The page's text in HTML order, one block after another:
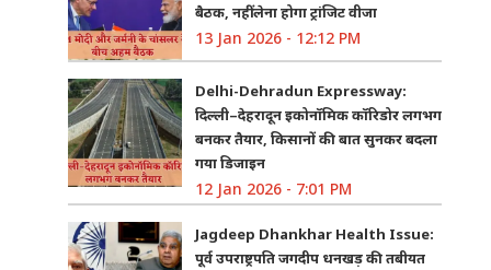
बैठक, नहीं लेना होगा ट्रांजिट वीजा
13 Jan 2026 - 12:12 PM
Delhi-Dehradun Expressway:
दिल्ली–देहरादून इकोनॉमिक कॉरिडोर लगभग
बनकर तैयार, किसानों की बात सुनकर बदला
गया डिजाइन
12 Jan 2026 - 7:01 PM
Jagdeep Dhankhar Health Issue:
पूर्व उपराष्ट्रपति जगदीप धनखड़ की तबीयत